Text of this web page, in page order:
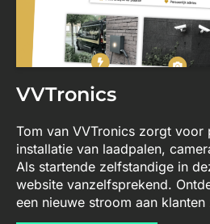
VVTronics
Tom van VVTronics zorgt voor
installatie van laadpalen,
Als startende zelfstandige in
website vanzelfsprekend.
een nieuwe stroom aan